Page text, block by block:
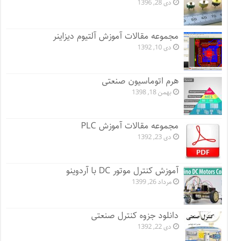
دی 28, 1396
مجموعه مقالات آموزش آلتیوم دیزاینر
دی 10, 1392
هرم اتوماسیون صنعتی
بهمن 18, 1398
مجموعه مقالات آموزش PLC
دی 23, 1392
آموزش کنترل موتور DC با آردوینو
مرداد 26, 1399
دانلود جزوه کنترل صنعتی
دی 22, 1392